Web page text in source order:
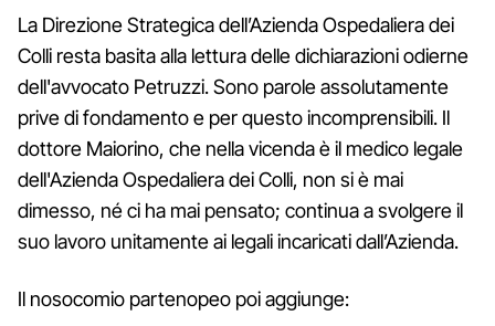
La Direzione Strategica dell’Azienda Ospedaliera dei
Colli resta basita alla lettura delle dichiarazioni odierne
dell'avvocato Petruzzi. Sono parole assolutamente
prive di fondamento e per questo incomprensibili. Il
dottore Maiorino, che nella vicenda è il medico legale
dell'Azienda Ospedaliera dei Colli, non si è mai
dimesso, né ci ha mai pensato; continua a svolgere il
suo lavoro unitamente ai legali incaricati dall’Azienda.
Il nosocomio partenopeo poi aggiunge: